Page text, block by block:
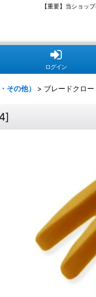
【重要】当ショッ
ログイン
その他） > ブレードクロー
]